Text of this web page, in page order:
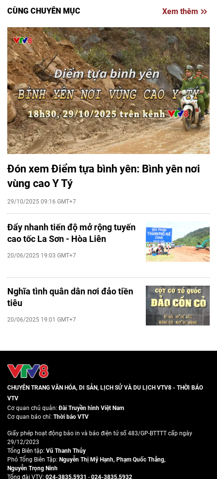
CÙNG CHUYÊN MỤC Xem thêm
Đón xem Điểm tựa bình yên: Bình yên nơi
vùng cao Y Tý
29/10/2025 09:16 GMT+7
Đẩy nhanh tiến độ mở rộng tuyến
cao tốc La Sơn - Hòa Liên
20/06/2025 19:03 GMT+7
Nghĩa tình quân dân nơi đảo tiền
tiêu
20/06/2025 19:01 GMT+7
CHUYÊN TRANG VĂN HÓA, DI SẢN, LỊCH SỬ VÀ DU LỊCH VTV8 - THỜI BÁO
VTV
Cơ quan chủ quản:Đài Truyền hình Việt Nam
Cơ quan báo chí: Thời báo VTV
Giấy phép hoạt động báo in và báo điện tử số 483/GP-BTTTT cấp ngày
29/12/2023
Tổng Biên tập: Vũ Thanh Thủy
Phó Tổng Biên Tập: Nguyễn Thị Mỹ Hạnh, Phạm Quốc Thắng,
Nguyễn Trọng Ninh
Tổng đài VTV: 024-3835.5931 - 024-3835.5932